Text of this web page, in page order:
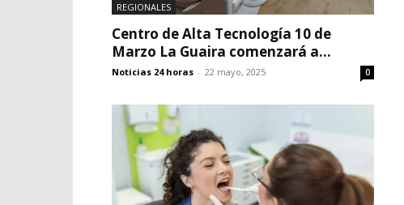
REGIONALES
Centro de Alta Tecnología 10 de
Marzo La Guaira comenzará a...
Noticias 24 horas - 22 mayo, 2025 0